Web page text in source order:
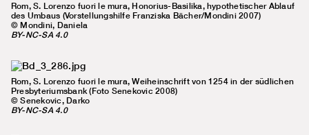
Rom, S. Lorenzo fuori le mura, Honorius-Basilika, hypothetischer Ablauf
des Umbaus (Vorstellungshilfe Franziska Bächer/Mondini 2007)
© Mondini, Daniela
BY-NC-SA 4.0
Rom, S. Lorenzo fuori le mura, Weiheinschrift von 1254 in der südlichen
Presbyteriumsbank (Foto Senekovic 2008)
© Senekovic, Darko
BY-NC-SA 4.0